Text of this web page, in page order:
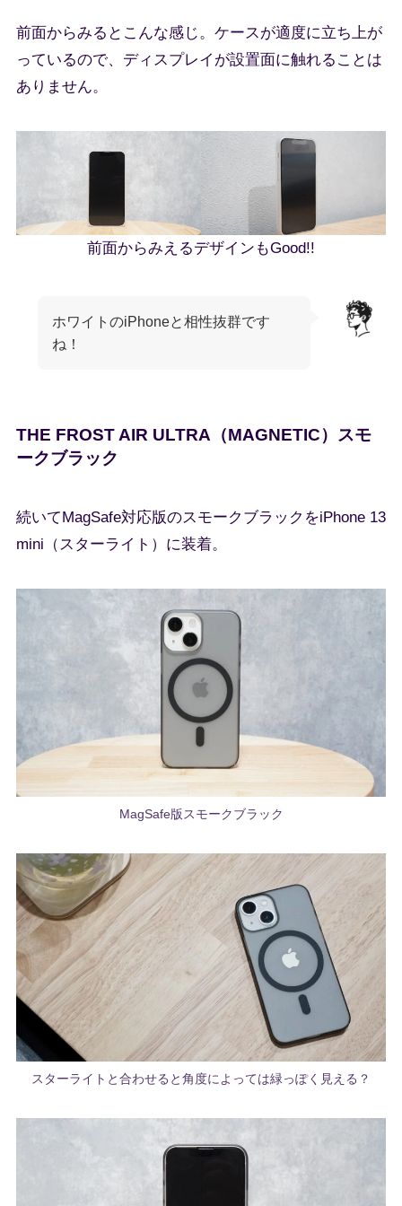
前面からみるとこんな感じ。ケースが適度に立ち上が
っているので、ディスプレイが設置面に触れることは
ありません。
前面からみえるデザインもGood!!
ホワイトのiPhoneと相性抜群です
ね！
THE FROST AIR ULTRA（MAGNETIC）スモ
ークブラック
続いてMagSafe対応版のスモークブラックをiPhone 13
mini（スターライト）に装着。
MagSafe版スモークブラック
スターライトと合わせると角度によっては緑っぽく見える？